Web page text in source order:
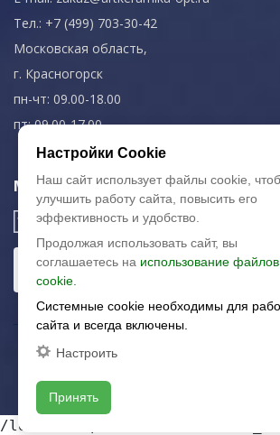
Тел.: +7 (499) 703-30-42
Московская область,
г. Красногорск
пн-чт: 09.00-18.00
пт: 09.00-17.00
Мы в соц. сетях
© 2003-2026 «Арткерамика». Все
/local/templates/artkeramika_new
Настройки Cookie
Наш сайт использует файлы cookie,
улучшить работу сайта, повысить его
эффективность и удобство.
Продолжая использовать сайт, вы
соглашаетесь на использование файлов
cookie.
Системные cookie необходимы для
сайта и всегда включены.
Настроить
Принять